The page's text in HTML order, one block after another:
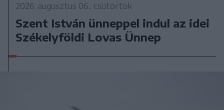
2026. augusztus 06., csütörtök
Szent István ünneppel indul az idei
Székelyföldi Lovas Ünnep